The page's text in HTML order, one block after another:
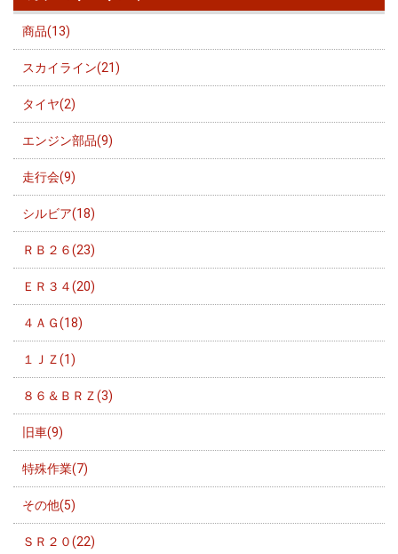
商品(13)
スカイライン(21)
タイヤ(2)
エンジン部品(9)
走行会(9)
シルビア(18)
ＲＢ２６(23)
ＥＲ３４(20)
４ＡＧ(18)
１ＪＺ(1)
８６＆ＢＲＺ(3)
旧車(9)
特殊作業(7)
その他(5)
ＳＲ２０(22)